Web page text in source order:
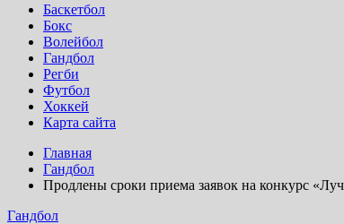
Баскетбол
Бокс
Волейбол
Гандбол
Регби
Футбол
Хоккей
Карта сайта
Главная
Гандбол
Продлены сроки приема заявок на конкурс
Гандбол